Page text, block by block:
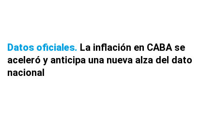
Datos oficiales La inflación en CABA se
aceleró y anticipa una nueva alza del dato
nacional